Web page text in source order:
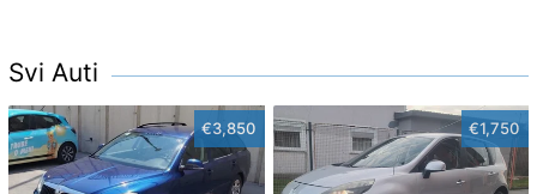
Svi Auti
€3,850 €1,750